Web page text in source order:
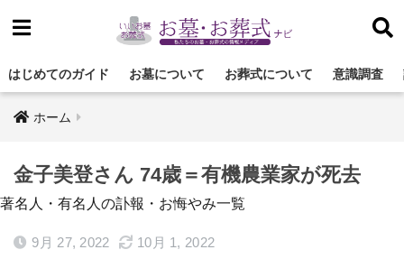
はじめてのガイド お墓について お葬式について 意識調査
ホーム
金子美登さん 74歳＝有機農業家が死去
著名人・有名人の訃報・お悔やみ一覧
9月 27, 2022 10月 1, 2022